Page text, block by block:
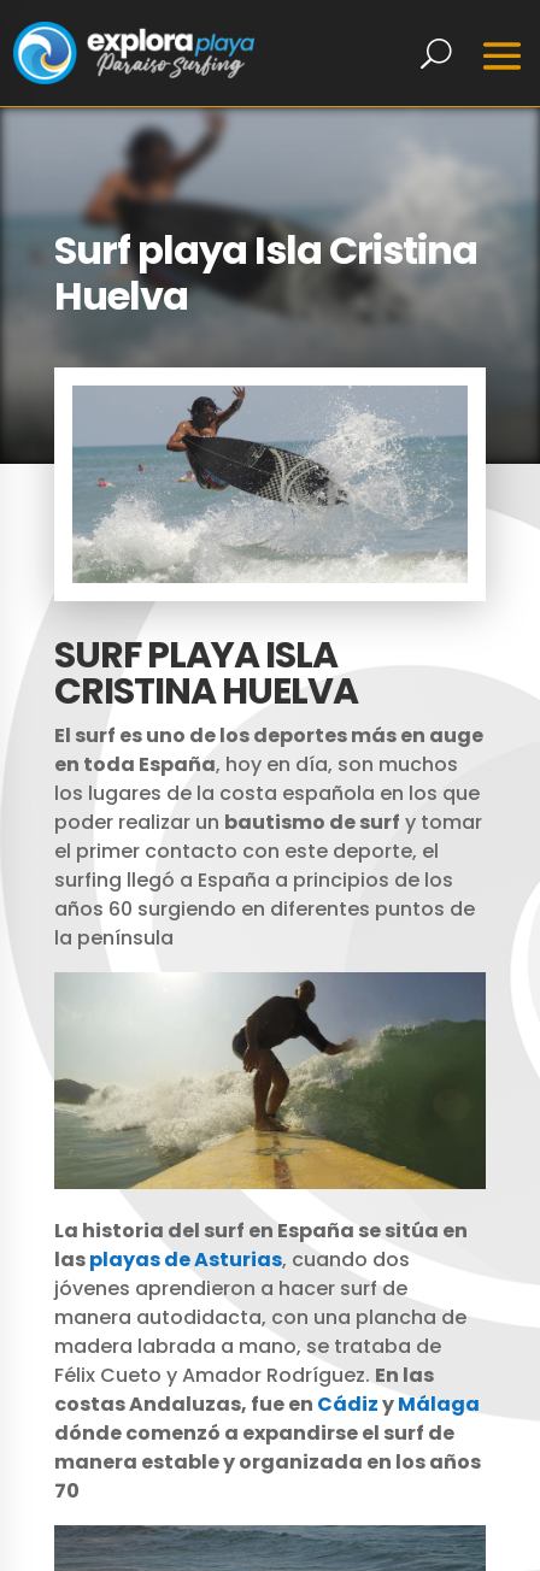
Surf playa Isla Cristina
Huelva
SURF PLAYA ISLA
CRISTINA HUELVA
El surf es uno de los deportes más en auge
en toda España, hoy en día, son muchos
los lugares de la costa española en los que
poder realizar un bautismo de surf y tomar
el primer contacto con este deporte, el
surfing llegó a España a principios de los
años 60 surgiendo en diferentes puntos de
la península
La historia del surf en España se sitúa en
lasplayas de Asturias, cuando dos
jóvenes aprendieron a hacer surf de
manera autodidacta, con una plancha de
madera labrada a mano, se trataba de
Félix Cueto y Amador Rodríguez. En las
costas Andaluzas, fue en CádizyMálaga
dónde comenzó a expandirse el surf de
manera estable y organizada en los años
70